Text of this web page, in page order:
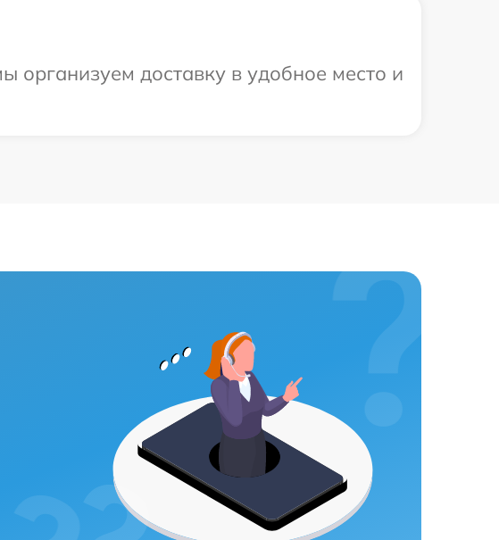
доставку в удобное место и